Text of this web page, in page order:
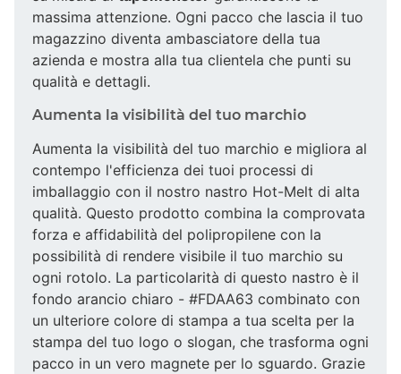
massima attenzione. Ogni pacco che lascia il tuo
magazzino diventa ambasciatore della tua
azienda e mostra alla tua clientela che punti su
qualità e dettagli.
Aumenta la visibilità del tuo marchio
Aumenta la visibilità del tuo marchio e migliora al
contempo l'efficienza dei tuoi processi di
imballaggio con il nostro nastro Hot-Melt di alta
qualità. Questo prodotto combina la comprovata
forza e affidabilità del polipropilene con la
possibilità di rendere visibile il tuo marchio su
ogni rotolo. La particolarità di questo nastro è il
fondo arancio chiaro - #FDAA63 combinato con
un ulteriore colore di stampa a tua scelta per la
stampa del tuo logo o slogan, che trasforma ogni
pacco in un vero magnete per lo sguardo. Grazie